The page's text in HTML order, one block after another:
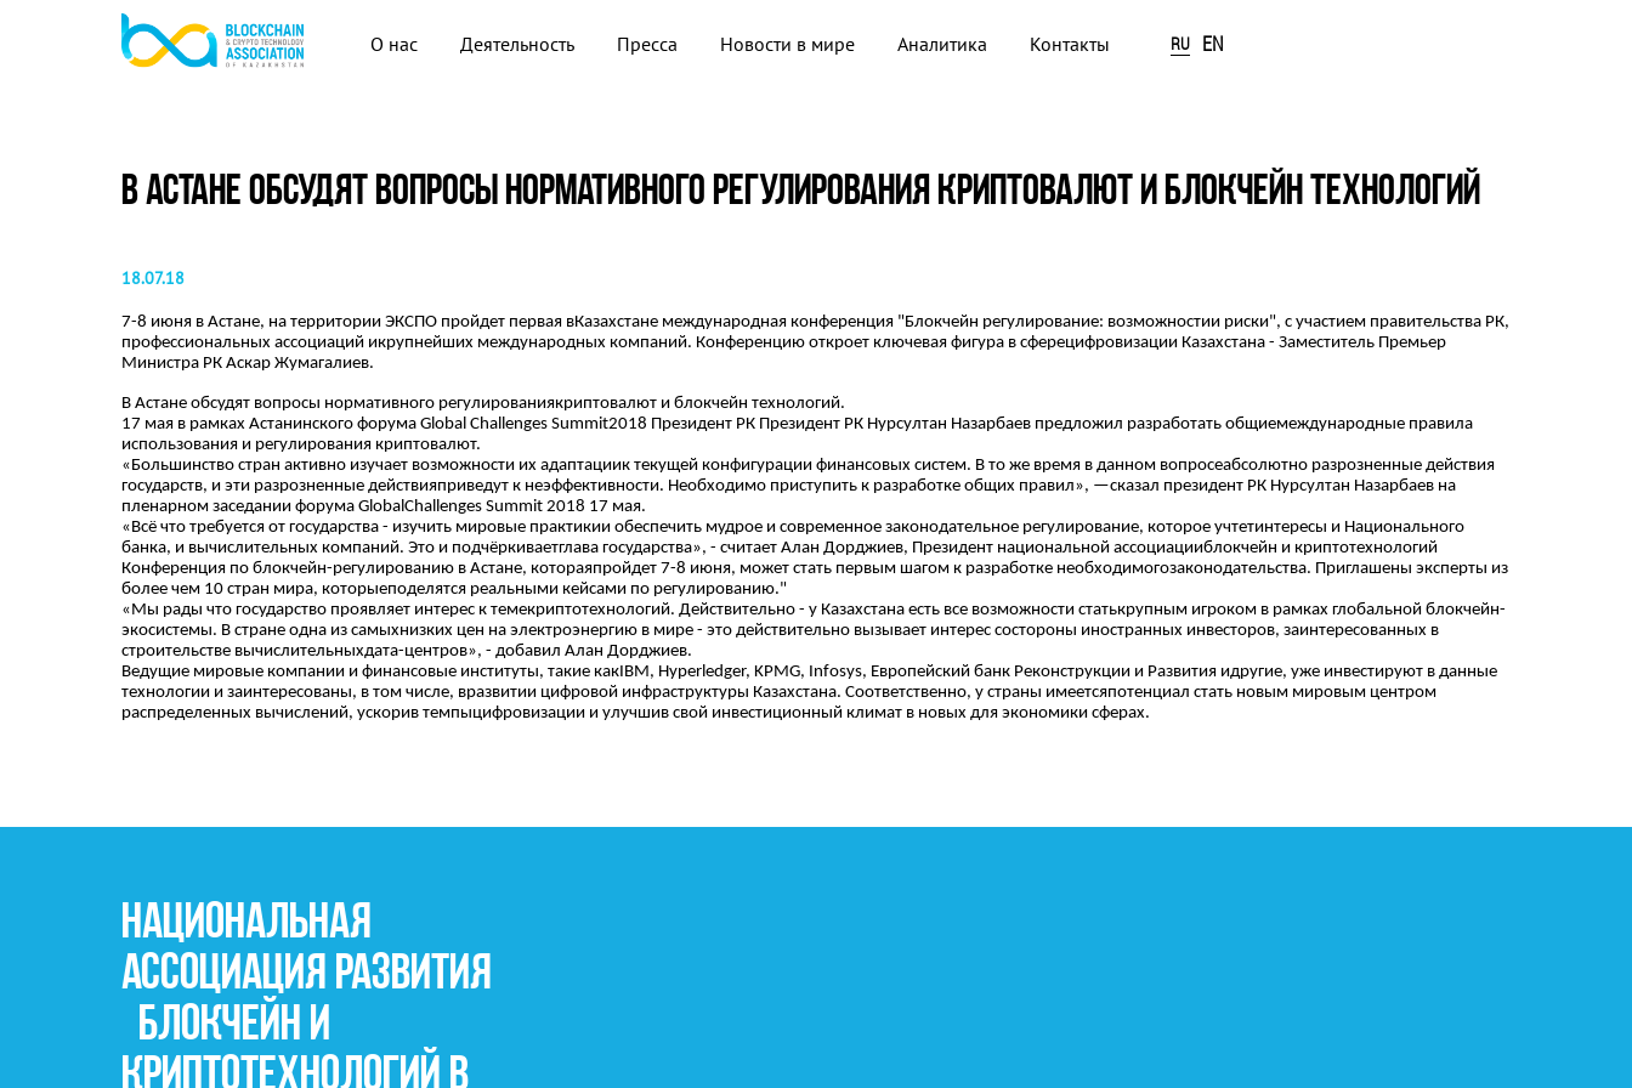
О нас Деятельность Пресса Новости в мире Аналитика Контакты RU EN
В АСТАНЕ ОБСУДЯТ ВОПРОСЫ НОРМАТИВНОГО РЕГУЛИРОВАНИЯ КРИПТОВАЛЮТ И БЛОКЧЕЙН ТЕХНОЛОГИЙ
18.07.18
7-8 июня в Астане, на территории ЭКСПО пройдет первая вКазахстане международная конференция "Блокчейн регулирование: возможностии риски", с участием правительства РК,
профессиональных ассоциаций икрупнейших международных компаний. Конференцию откроет ключевая фигура в сферецифровизации Казахстана - Заместитель Премьер
Министра РК Аскар Жумагалиев.
В Астане обсудят вопросы нормативного регулированиякриптовалют и блокчейн технологий.
17 мая в рамках Астанинского форума Global Challenges Summit2018 Президент РК Президент РК Нурсултан Назарбаев предложил разработать общиемеждународные правила
использования и регулирования криптовалют.
«Большинство стран активно изучает возможности их адаптациик текущей конфигурации финансовых систем. В то же время в данном вопросеабсолютно разрозненные действия
государств, и эти разрозненные действияприведут к неэффективности. Необходимо приступить к разработке общих правил», —сказал президент РК Нурсултан Назарбаев на
пленарном заседании форума GlobalChallenges Summit 2018 17 мая.
«Всё что требуется от государства - изучить мировые практикии обеспечить мудрое и современное законодательное регулирование, которое учтетинтересы и Национального
банка, и вычислительных компаний. Это и подчёркиваетглава государства», - считает Алан Дорджиев, Президент национальной ассоциацииблокчейн и криптотехнологий
Конференция по блокчейн-регулированию в Астане, котораяпройдет 7-8 июня, может стать первым шагом к разработке необходимогозаконодательства. Приглашены эксперты из
более чем 10 стран мира, которыеподелятся реальными кейсами по регулированию."
«Мы рады что государство проявляет интерес к темекриптотехнологий. Действительно - у Казахстана есть все возможности статькрупным игроком в рамках глобальной блокчейн-
экосистемы. В стране одна из самыхнизких цен на электроэнергию в мире - это действительно вызывает интерес состороны иностранных инвесторов, заинтересованных в
строительстве вычислительныхдата-центров», - добавил Алан Дорджиев.
Ведущие мировые компании и финансовые институты, такие какIBM, Hyperledger, KPMG, Infosys, Европейский банк Реконструкции и Развития идругие, уже инвестируют в данные
технологии и заинтересованы, в том числе, вразвитии цифровой инфраструктуры Казахстана. Соответственно, у страны имеетсяпотенциал стать новым мировым центром
распределенных вычислений, ускорив темпыцифровизации и улучшив свой инвестиционный климат в новых для экономики сферах.
НАЦИОНАЛЬНАЯ
АССОЦИАЦИЯ РАЗВИТИЯ
БЛОКЧЕЙН И